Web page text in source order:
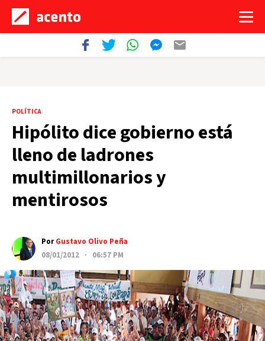
POLÍTICA
Hipólito dice gobierno está
lleno de ladrones
multimillonarios y
mentirosos
PorGustavo Olivo Peña
08/01/2012 · 06:57 PM